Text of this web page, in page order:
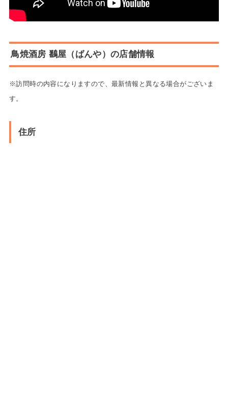
鳥焼酒房 鷭屋（ばんや）の店舗情報
※訪問時の内容になりますので、最新情報と異なる場合がございま
す。
住所